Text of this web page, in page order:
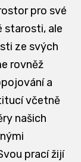
pro své
starosti, ale
ze svých
rovněž
a
včetně
našich
prací žijí